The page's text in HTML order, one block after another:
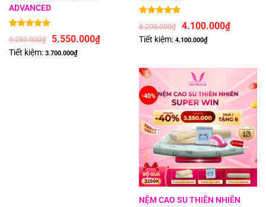
ADVANCED
trên 5 dựa trênđánh giá
9.250.000₫ 5.550.000₫
Tiết kiệm: 3.700.000₫
Được xếp hạng55 sao
8.200.000₫ 4.100.000₫
Tiết kiệm: 4.100.000₫
-40%
NỆM CAO SU THIÊN NHIÊN